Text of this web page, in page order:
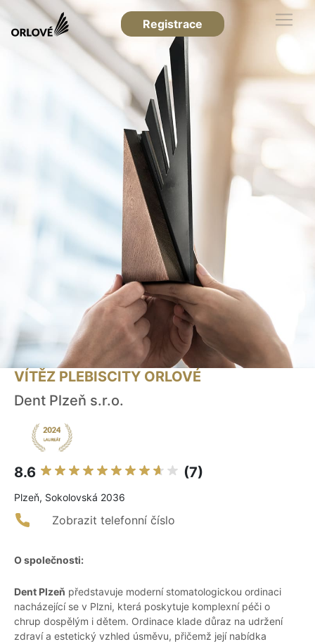
Registrace
VÍTĚZ PLEBISCITY ORLOVÉ
Dent Plzeň s.r.o.
8.6 (7)
Plzeň, Sokolovská 2036
Zobrazit telefonní číslo
O společnosti:
Dent Plzeň představuje moderní stomatologickou ordinaci
nacházející se v Plzni, která poskytuje komplexní péči o
chrup dospělým i dětem. Ordinace klade důraz na udržení
zdraví a estetický vzhled úsměvu, přičemž její nabídka